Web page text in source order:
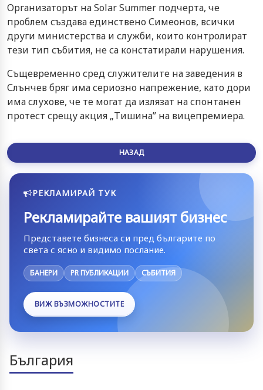
Организаторът на Solar Summer подчерта, че
проблем създава единствено Симеонов, всички
други министерства и служби, които контролират
тези тип събития, не са констатирали нарушения.
Същевременно сред служителите на заведения в
Слънчев бряг има сериозно напрежение, като дори
има слухове, че те могат да излязат на спонтанен
протест срещу акция „Тишина” на вицепремиера.
НАЗАД
РЕКЛАМИРАЙ ТУК
Рекламирайте вашият бизнес
Представете бизнеса си пред българите по
света с ясно и видимо послание.
БАНЕРИ PR ПУБЛИКАЦИИ СЪБИТИЯ
ВИЖ ВЪЗМОЖНОСТИТЕ
България